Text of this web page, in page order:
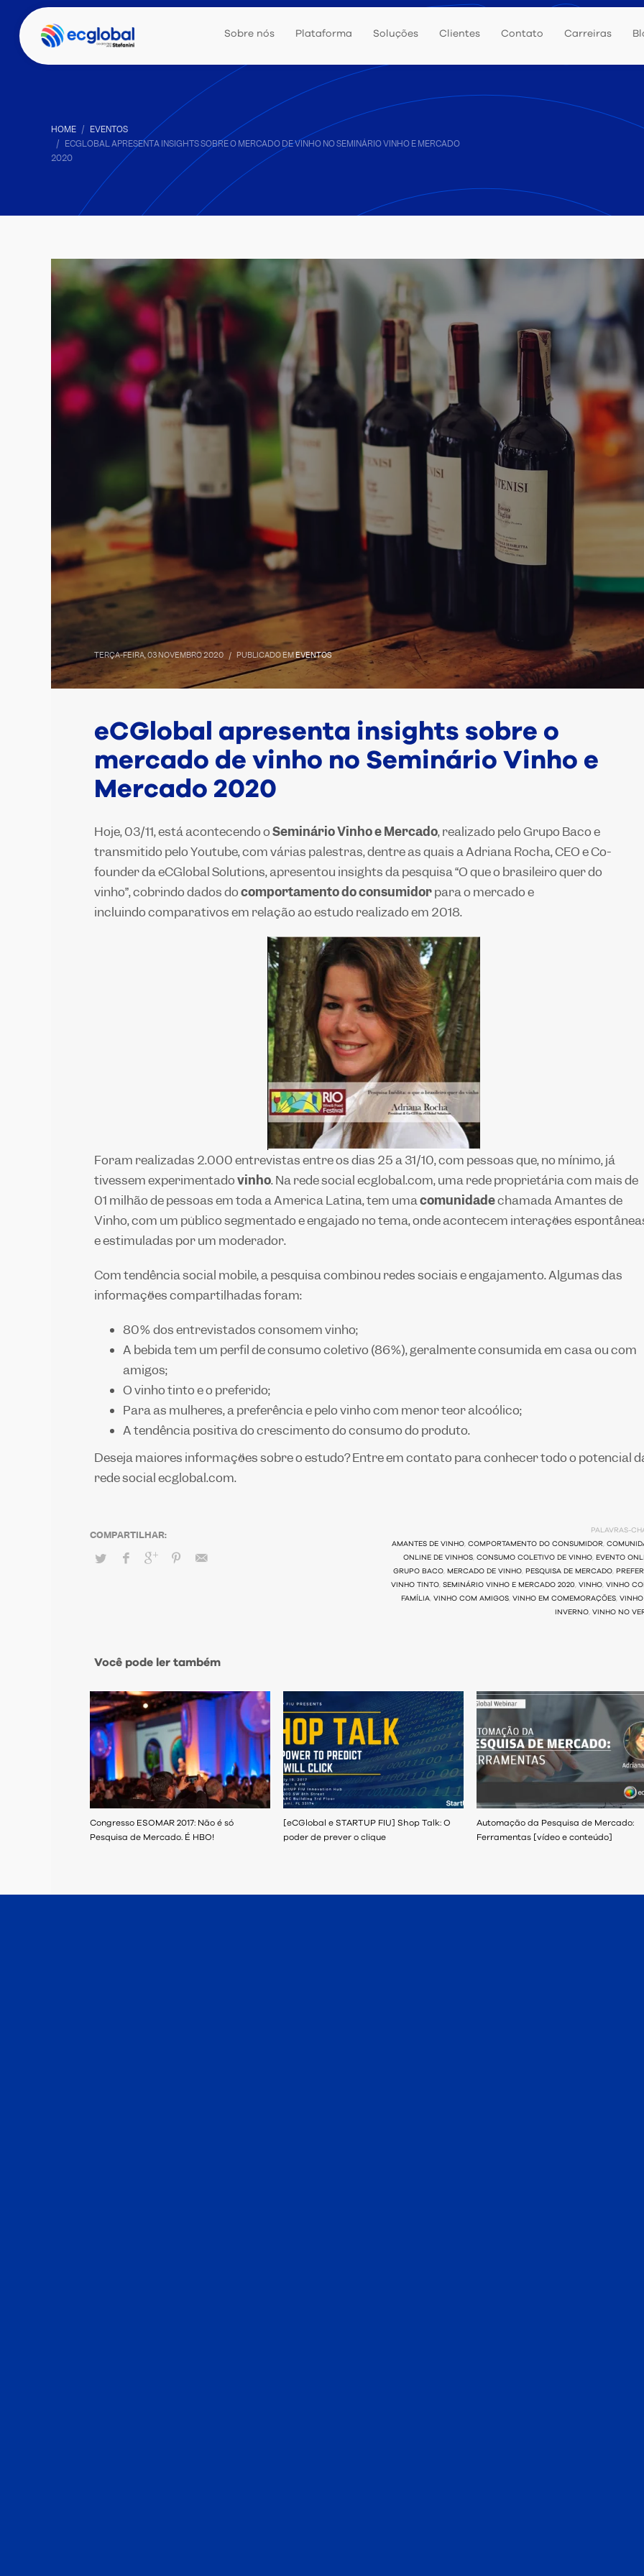
Sobre nós Plataforma Soluções Clientes Contato Carreiras
HOME
EVENTOS
ECGLOBAL APRESENTA INSIGHTS SOBRE O MERCADO DE VINHO NO SEMINÁRIO VINHO E MERCADO
2020
TERÇA-FEIRA, 03 NOVEMBRO 2020 / PUBLICADO EMEVENTOS
eCGlobal apresenta insights sobre o
mercado de vinho no Seminário Vinho e
Mercado 2020
Hoje, 03/11, está acontecendo oSeminário Vinho e Mercado, realizado pelo Grupo Baco e
transmitido pelo Youtube, com várias palestras, dentre as quais a Adriana Rocha, CEO e Co-
founder da eCGlobal Solutions, apresentou insightsda pesquisa “O que o brasileiro quer do
vinho”, cobrindo dados docomportamento do consumidorpara o mercado e
incluindo comparativos em relação ao estudo realizado em 2018.
Foram realizadas 2.000 entrevistas entre os dias 25 a 31/10, com pessoas que, no mínimo, já
tivessem experimentadovinho. Na rede social ecglobal.com, uma rede proprietária com mais de
01 milhão de pessoas em toda a América Latina, tem umacomunidadechamada Amantes de
Vinho, com um público segmentado e engajado no tema, onde acontecem interações
e estimuladas por um moderador.
Com tendênciasocial mobile, a pesquisa combinou redes sociais e engajamento. Algumas das
informações compartilhadas foram:
80% dos entrevistados consomem vinho;
A bebida tem um perfil de consumo coletivo (86%), geralmente consumida em casa ou com
amigos;
O vinho tinto é o preferido;
Para as mulheres, a preferência é pelo vinho com menor teor alcoólico;
A tendência positiva do crescimento do consumo do produto.
Deseja maiores informações sobre o estudo? Entre em contato para conhecer todo o potencial
rede social ecglobal.com.
PALAVRAS-
AMANTES DE VINHO COMPORTAMENTO DO CONSUMIDOR
ONLINE DE VINHOS CONSUMO COLETIVO DE VINHO EVENTO
GRUPO BACO MERCADO DE VINHO PESQUISA DE MERCADO
VINHO TINTO SEMINÁRIO VINHO E MERCADO 2020 VINHO VINHO
FAMÍLIA VINHO COM AMIGOS VINHO EM COMEMORAÇÕES
INVERNO VINHO NO
Você pode ler também
Congresso ESOMAR 2017: Não é só
Pesquisa de Mercado. É HBO!
[eCGlobal e STARTUP FIU] Shop Talk: O
poder de prever o clique
Automação da Pesquisa de Mercado:
Ferramentas [vídeo e conteúdo]